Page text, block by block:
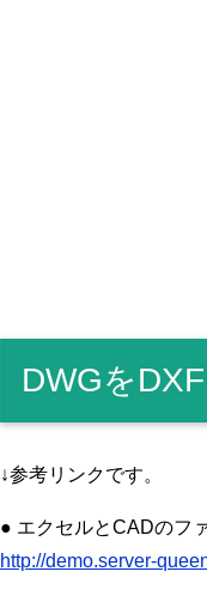
DWGを
↓参考リンクです。
● エクセルとCADのフ
http://demo.server-